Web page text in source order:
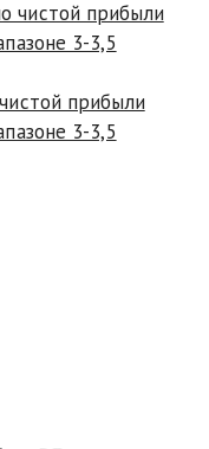
прибыли
3-3,5